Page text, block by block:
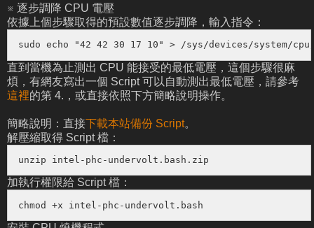
※ 逐步調降 CPU 電壓
依據上個步驟取得的預設數值逐步調降，輸入指令：
sudo echo "42 42 30 17 10" > /sys/devices/system/
直到當機為止測出 CPU 能接受的最低電壓，這個步驟很麻
煩，有網友寫出一個 Script 可以自動測出最低電壓，請參考
這裡的第 4.，或直接依照下方簡略說明操作。
簡略說明：直接下載本站備份 Script。
解壓縮取得 Script 檔：
unzip intel-phc-undervolt.bash.zip
加執行權限給 Script 檔：
chmod +x intel-phc-undervolt.bash